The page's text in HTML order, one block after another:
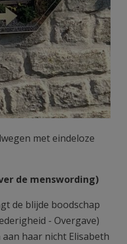
met eindeloze
de menswording)
de blijde boodschap
- Overgave)
haar nicht Elisabeth